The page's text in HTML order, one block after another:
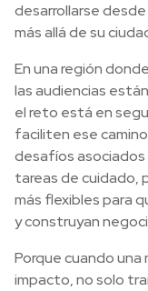
desarrollarse
más allá de su
En una región
las audiencias
el reto está en
faciliten ese
desafíos asociados
tareas de cuidado,
más flexibles para
y construyan
Porque cuando
impacto, no solo